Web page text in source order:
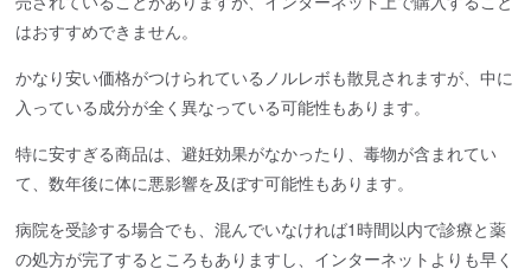
はおすすめできません。
かなり安い価格がつけられているノルレボも散見されますが、中に
入っている成分が全く異なっている可能性もあります。
特に安すぎる商品は、避妊効果がなかったり、毒物が含まれてい
て、数年後に体に悪影響を及ぼす可能性もあります。
病院を受診する場合でも、混んでいなければ1時間以内で診療と薬
の処方が完了するところもありますし、インターネットよりも早く